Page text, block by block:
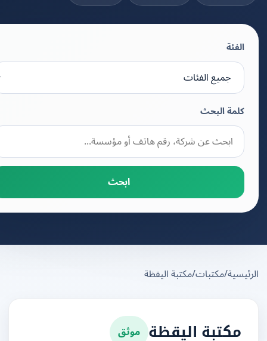
كلمة البحث
ابحث
/مكتبات/مكتبة اليقظة
مكتبة اليقظة موثق